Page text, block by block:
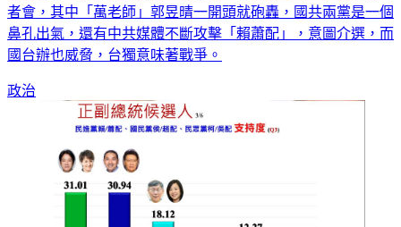
者會，其中「萬老師」郭昱晴一開頭就砲轟，國共兩黨是一個
鼻孔出氣，還有中共媒體不斷攻擊「賴蕭配」，意圖介選，而
國台辦也威脅，台獨意味著戰爭。
政治